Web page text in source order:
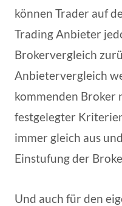
können Trader auf
Trading Anbieter
Brokervergleich
Anbietervergleich
kommenden Broker
festgelegter
immer gleich aus
Einstufung der
Und auch für den